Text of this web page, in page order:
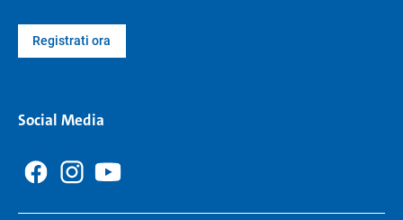
Registrati ora
Social Media